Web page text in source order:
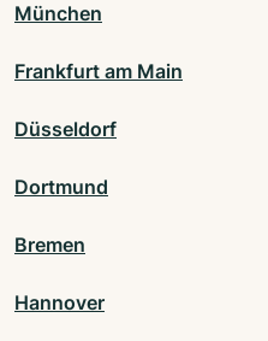
München
Frankfurt am Main
Düsseldorf
Dortmund
Bremen
Hannover